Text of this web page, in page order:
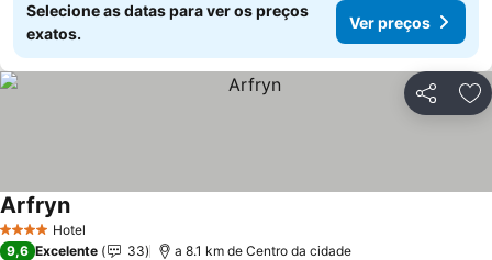
Selecione as datas para ver os preços
exatos.
Ver preços
Partilhar
4 EstrelasHotel
ArfrynVer preços
9,6 Excelente 33 a 8.1 km de Centro da cidade